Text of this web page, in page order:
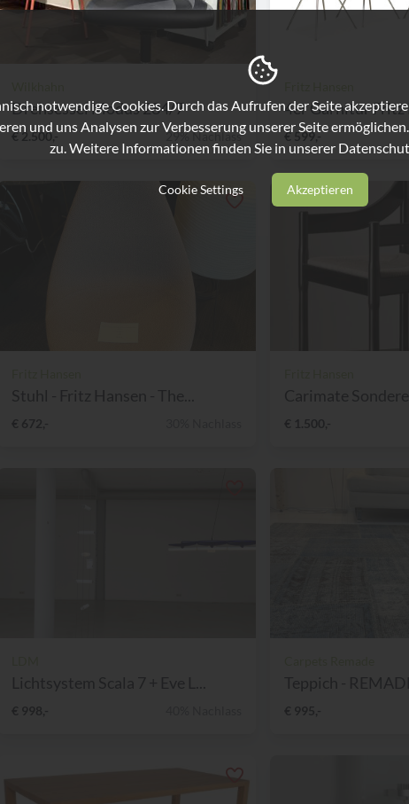
Drehsessel Modus 284/7
€ 2.500,- 29% Nachlass
4er Garnitur Fritz
€ 599,-
notwendige Cookies. Durch das Aufrufen der Seite
und uns Analysen zur Verbesserung unserer Seite
zu. Weitere Informationen finden Sie in unserer
Cookie Settings Akzeptieren